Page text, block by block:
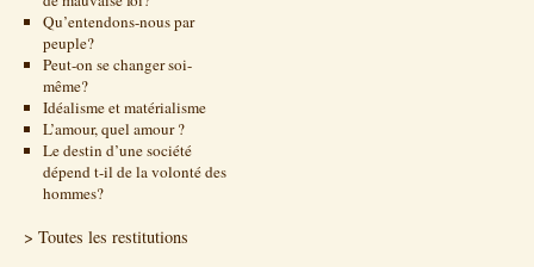
Qu’entendons-nous par
peuple?
Peut-on se changer soi-
même?
Idéalisme et matérialisme
L’amour, quel amour ?
Le destin d’une société
dépend t-il de la volonté des
hommes?
> Toutes les restitutions